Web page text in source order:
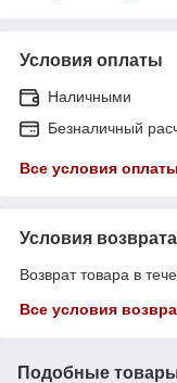
Условия оплаты
Наличными
Безналичный
Все условия оплаты
Условия возврата
Возврат товара в
Все условия
Подобные